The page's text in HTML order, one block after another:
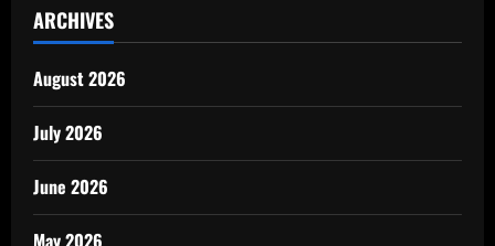
ARCHIVES
August 2026
July 2026
June 2026